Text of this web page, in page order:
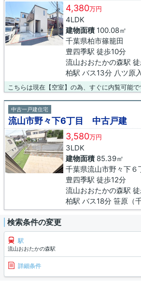
4,380万円
4LDK
建物面積100.08㎡
千葉県柏市篠籠田
豊四季駅 徒歩10分
柏駅 バス13分 八ツ原
中古一戸建住宅
流山市野々下6丁目 中古戸建
3,580万円
3LDK
建物面積85.39㎡
千葉県流山市野々下６
豊四季駅 徒歩12分
検索条件の変更
駅
流山おおたかの森駅
詳細条件